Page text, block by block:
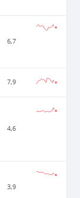
6,7
7,9
4,6
3,9